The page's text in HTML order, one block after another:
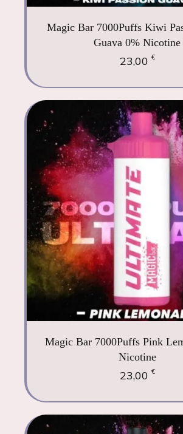
Magic Bar 7000Puffs Kiwi
Guava 0% Nicotine
23,00 €
Magic Bar 7000Puffs Pink
Nicotine
23,00 €